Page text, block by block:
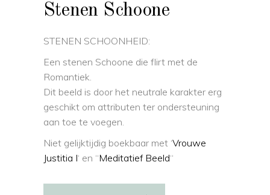
Stenen Schoone
STENEN SCHOONHEID:
Een stenen Schoone die flirt met de
Romantiek.
Dit beeld is door het neutrale karakter erg
geschikt om attributen ter ondersteuning
aan toe te voegen.
Niet gelijktijdig boekbaar met ‘Vrouwe
Justitia I‘ en “Meditatief Beeld“